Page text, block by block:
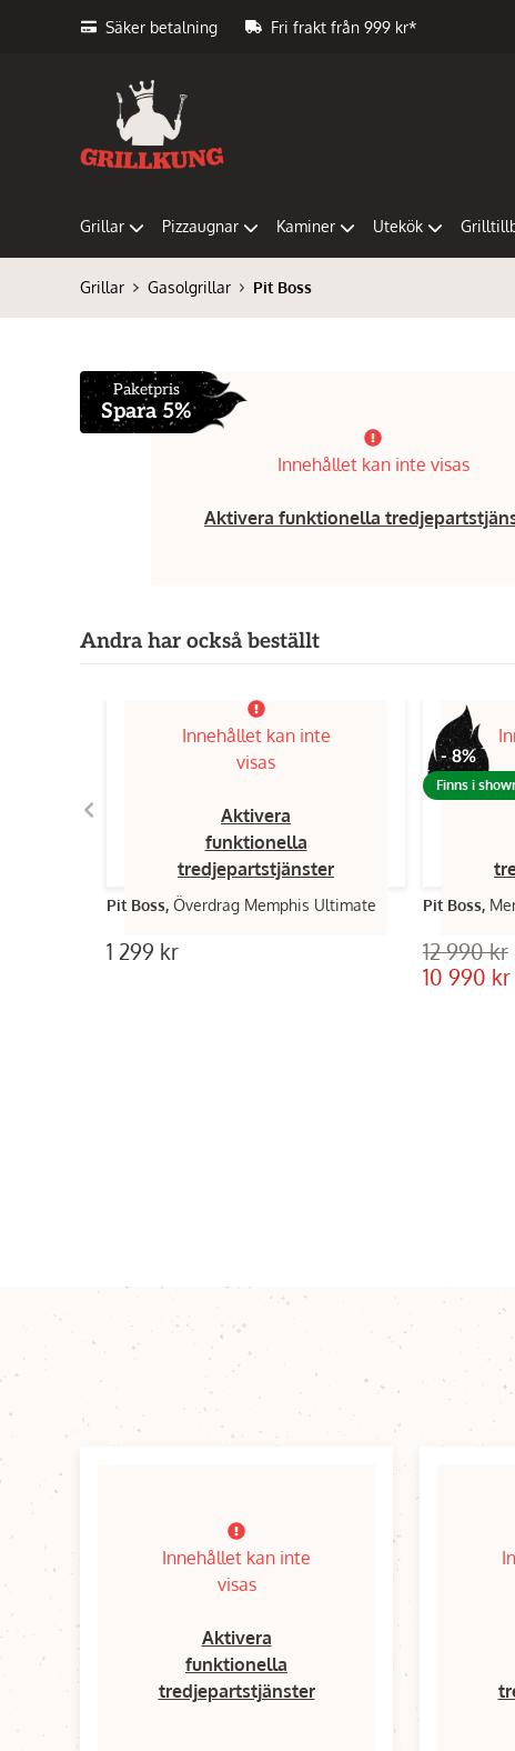
Säker betalning Fri frakt från 999 kr*
Grillar Pizzaugnar Kaminer Utekök
Grillar Gasolgrillar Pit Boss
Paketpris
Spara 5%
Innehållet kan inte visas
Aktivera funktionella
Andra har också beställt
Innehållet kan inte
visas
Aktivera
funktionella
tredjepartstjänster
Pit Boss, Överdrag Memphis Ultimate
1 299 kr
- 8%
Finns i
Pit Boss,
12 990 kr
10 990 kr
Innehållet kan inte
visas
Aktivera
funktionella
tredjepartstjänster